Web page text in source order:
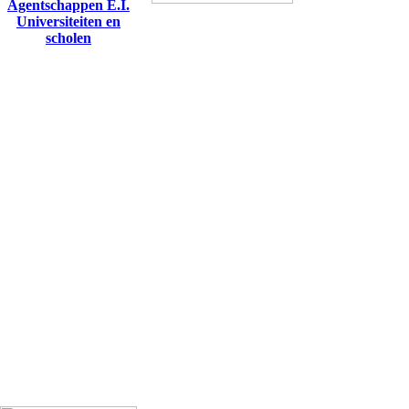
Agentschappen E.I.
Universiteiten en
scholen